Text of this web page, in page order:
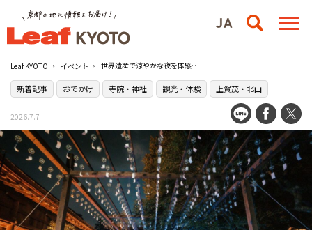
Leaf KYOTO イベント 世界遺産で涼やかな夜を体感！『夏の夜間ライトアップ～龍神詣りと足つけ夕涼み～』／上賀茂神社
新着記事 おでかけ 寺院・神社 観光・体験 上賀茂・北山
2026.7.7